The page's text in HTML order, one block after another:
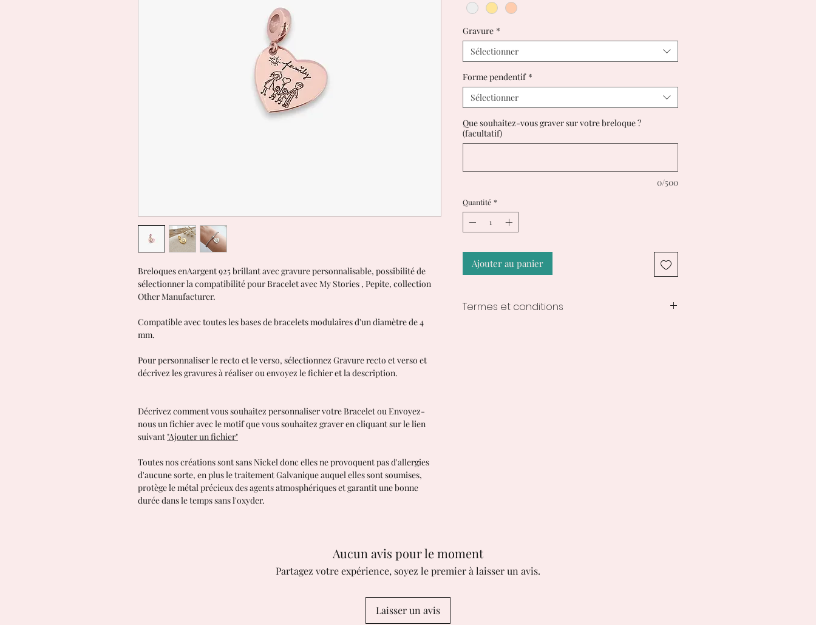
Breloques enAargent 925 brillant avec gravure personnalisable, possibilité de
sélectionner la compatibilité pour Bracelet avecMy Stories , Pepite, collection
Other Manufacturer.
Compatible avec toutes les bases de bracelets modulaires d'un diamètre de 4
mm.
Pour personnaliser le recto et le verso, sélectionnez Gravure recto et verso et
décrivez les gravures à réaliser ou envoyez le fichier et la description.
Décrivez comment vous souhaitez personnaliser votre Bracelet ou Envoyez-
nous un fichier avec le motif que vous souhaitez graver en cliquant sur le lien
suivant"Ajouter un fichier"
Toutes nos créations sont sans Nickel donc elles ne provoquent pas d'allergies
d'aucune sorte, en plus le traitement Galvanique auquel elles sont soumises,
protège le métal précieux des agents atmosphériques et garantit une bonne
durée dans le temps sans l'oxyder.
Gravure *
Sélectionner
Forme pendentif *
Sélectionner
Que souhaitez-vous graver sur votre breloque ?
(facultatif)
0/500
Quantité *
Ajouter au panier
Termes et conditions
suivant l'achat
Cependant, contactez-moi si vous rencontrez
Aucun avis pour le moment
Partagez votre expérience, soyez le premier à laisser un avis.
Laisser un avis